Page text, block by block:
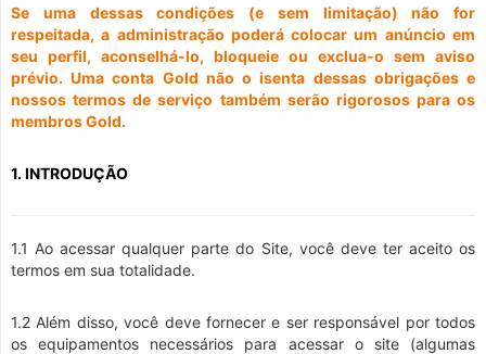
Se uma dessas condições (e sem limitação) não for
respeitada, a administração poderá colocar um anúncio em
seu perfil, aconselhá-lo, bloqueie ou exclua-o sem aviso
prévio. Uma conta Gold não o isenta dessas obrigações e
nossos termos de serviço também serão rigorosos para os
membros Gold.
1. INTRODUÇÃO
1.1 Ao acessar qualquer parte do Site, você deve ter aceito os
termos em sua totalidade.
1.2 Além disso, você deve fornecer e ser responsável por todos
os equipamentos necessários para acessar o site (algumas